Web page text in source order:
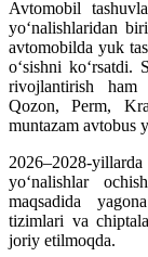
Avtomobil
yo‘nalishlaridan
avtomobilda yuk
o‘sishni ko‘rsatdi.
rivojlantirish ham
Qozon, Perm,
muntazam avtobus
2026–2028-
yo‘nalishlar
maqsadida
tizimlari va
joriy etilmoqda.